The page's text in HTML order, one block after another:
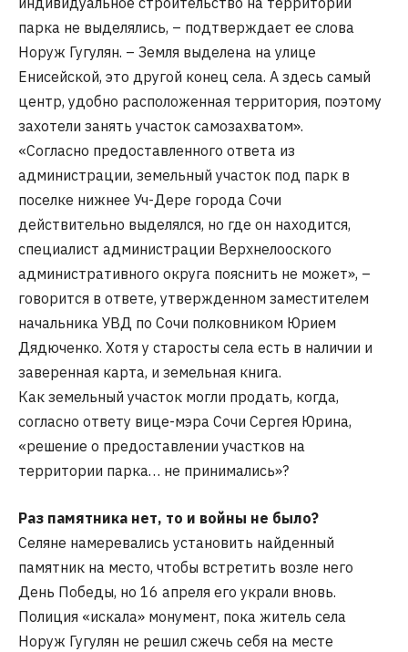
парка не выделялись, – подтверждает ее слова
Норуж Гугулян. – Земля выделена на улице
Енисейской, это другой конец села. А здесь самый
центр, удобно расположенная территория, поэтому
захотели занять участок самозахватом».
«Согласно предоставленного ответа из
администрации, земельный участок под парк в
поселке нижнее Уч-Дере города Сочи
действительно выделялся, но где он находится,
специалист администрации Верхнелооского
административного округа пояснить не может», –
говорится в ответе, утвержденном заместителем
начальника УВД по Сочи полковником Юрием
Дядюченко. Хотя у старосты села есть в наличии и
заверенная карта, и земельная книга.
Как земельный участок могли продать, когда,
согласно ответу вице-мэра Сочи Сергея Юрина,
«решение о предоставлении участков на
территории парка… не принимались»?
Раз памятника нет, то и войны не было?
Селяне намеревались установить найденный
памятник на место, чтобы встретить возле него
День Победы, но 16 апреля его украли вновь.
Полиция «искала» монумент, пока житель села
Норуж Гугулян не решил сжечь себя на месте